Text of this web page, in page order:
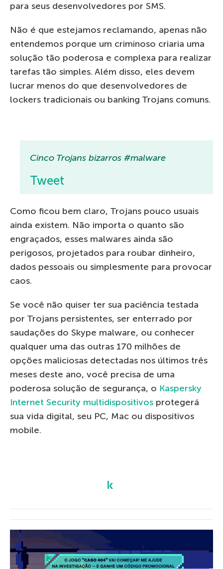
para seus desenvolvedores por SMS.
Não é que estejamos reclamando, apenas não
entendemos porque um criminoso criaria uma
solução tão poderosa e complexa para realizar
tarefas tão simples. Além disso, eles devem
lucrar menos do que desenvolvedores de
lockers tradicionais ou banking Trojans comuns.
Cinco Trojans bizarros #malware
Tweet
Como ficou bem claro, Trojans pouco usuais
ainda existem. Não importa o quanto são
engraçados, esses malwares ainda são
perigosos, projetados para roubar dinheiro,
dados pessoais ou simplesmente para provocar
caos.
Se você não quiser ter sua paciência testada
por Trojans persistentes, ser enterrado por
saudações do Skype malware, ou conhecer
qualquer uma das outras 170 milhões de
opções maliciosas detectadas nos últimos três
meses deste ano, você precisa de uma
poderosa solução de segurança, o Kaspersky
Internet Security multidispositivos protegerá
sua vida digital, seu PC, Mac ou dispositivos
mobile.